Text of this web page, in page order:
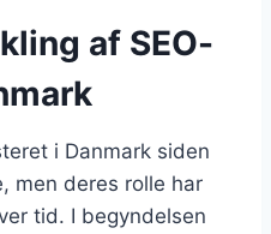
af SEO-
i Danmark siden
men deres rolle har
tid. I begyndelsen